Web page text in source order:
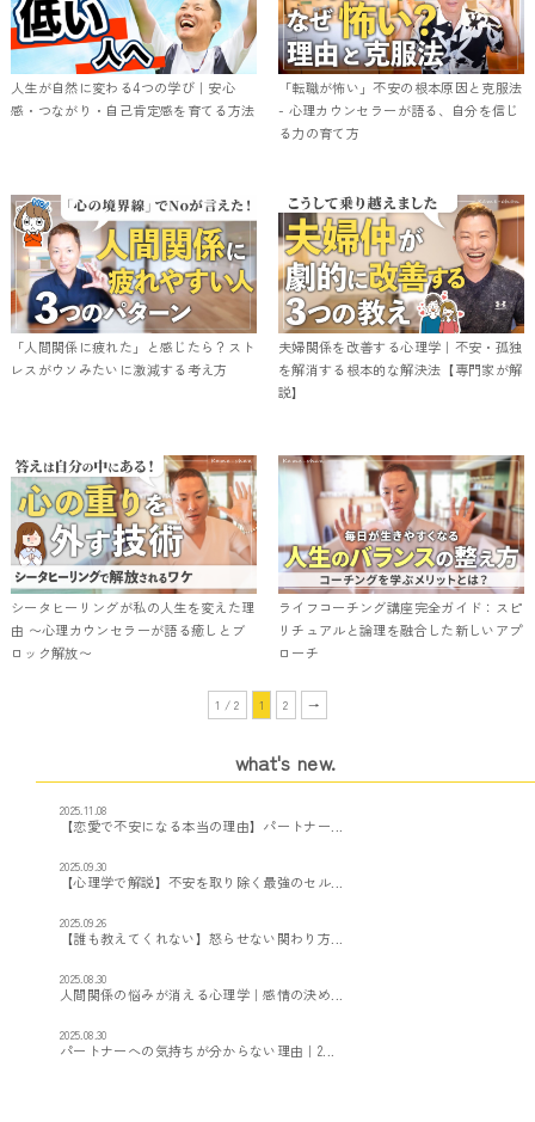
人生が自然に変わる4つの学び｜安心
感・つながり・自己肯定感を育てる方法
「転職が怖い」不安の根本原因と克服法
- 心理カウンセラーが語る、自分を信じ
る力の育て方
「人間関係に疲れた」と感じたら？スト
レスがウソみたいに激減する考え方
夫婦関係を改善する心理学｜不安・孤独
を解消する根本的な解決法【専門家が解
説】
シータヒーリングが私の人生を変えた理
由 〜心理カウンセラーが語る癒しとブ
ロック解放〜
ライフコーチング講座完全ガイド：スピ
リチュアルと論理を融合した新しいアプ
ローチ
1 / 2 1 2 →
what's new.
2025.11.08
【恋愛で不安になる本当の理由】パートナー...
2025.09.30
【心理学で解説】不安を取り除く最強のセル...
2025.09.26
【誰も教えてくれない】怒らせない関わり方...
2025.08.30
人間関係の悩みが消える心理学｜感情の決め...
2025.08.30
パートナーへの気持ちが分からない理由｜2...